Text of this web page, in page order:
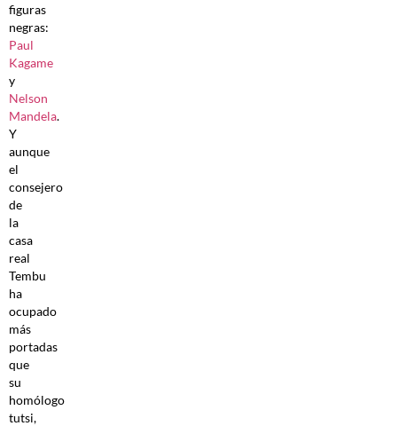
figuras
negras:
Paul
Kagame
y
Nelson
Mandela.
Y
aunque
el
consejero
de
la
casa
real
Tembu
ha
ocupado
más
portadas
que
su
homólogo
tutsi,